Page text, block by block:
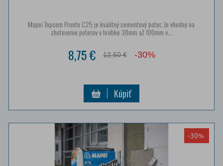
Mapei Topcem Pronto C25 je kvalitný cementový poter. Je vhodný na
zhotovenie poterov v hrúbke 30mm až 100mm v...
8,75 € 12,50 € -30%
Kúpiť
-30%